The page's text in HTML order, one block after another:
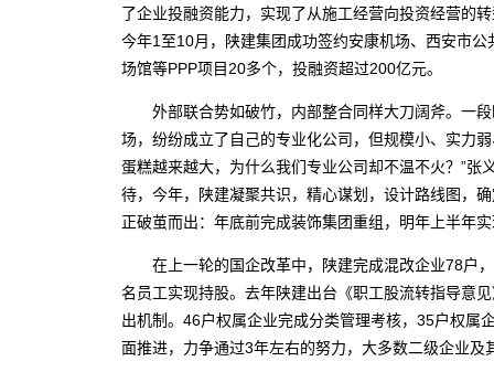
了企业投融资能力，实现了从施工经营向投资经营的
今年1至10月，陕建集团成功签约安康机场、西安市
场馆等PPP项目20多个，投融资超过200亿元。
外部联合势如破竹，内部整合同样大刀阔斧。一段
场，纷纷成立了自己的专业化公司，但规模小、实力
蛋糕越来越大，为什么我们专业公司却不温不火？”张
待，今年，陕建凝聚共识，精心谋划，设计路线图，
正破茧而出：年底前完成装饰集团重组，明年上半
在上一轮的国企改革中，陕建完成混改企业78户
名员工实现持股。去年陕建出台《职工股流转指导意
出机制。46户权属企业完成分类管理考核，35户权属
面推进，力争通过3年左右的努力，大多数二级企业及